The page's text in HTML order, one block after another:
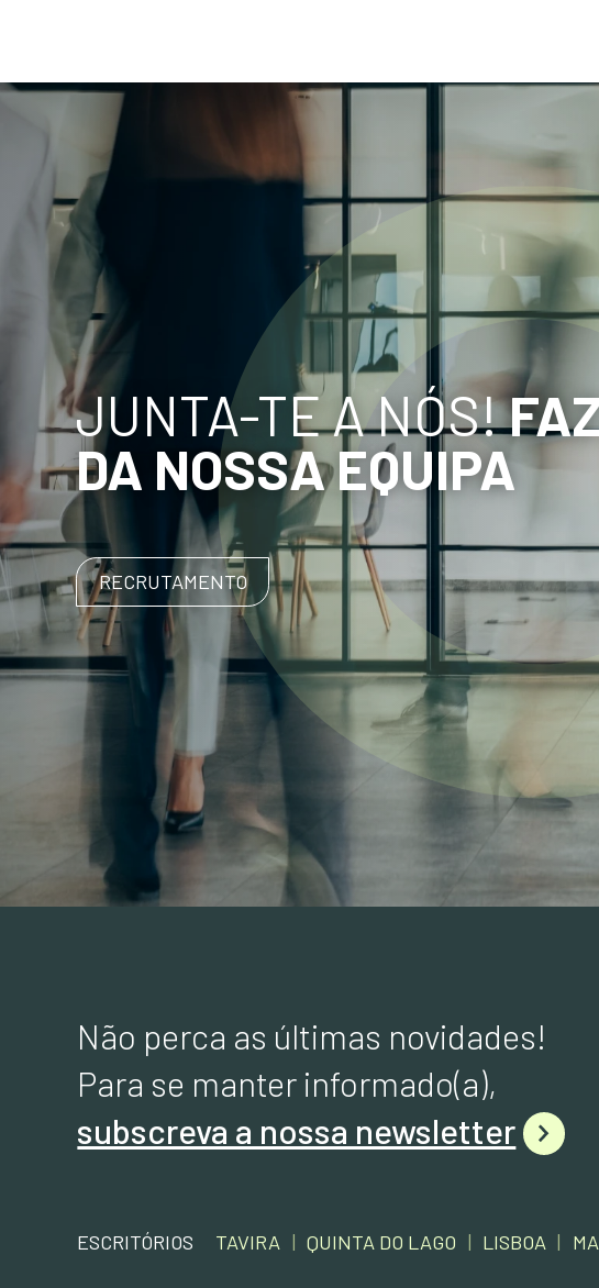
JUNTA-TE A NÓS!
DA NOSSA EQUIPA
RECRUTAMENTO
Não perca as últimas novidades!
Para se manter informado(a),
subscreva a nossa newsletter
ESCRITÓRIOS TAVIRA | QUINTA DO LAGO | LISBOA |